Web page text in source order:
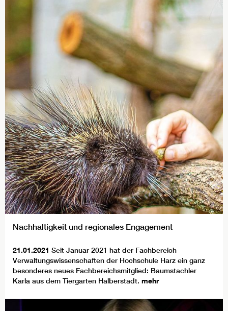
Nachhaltigkeit und regionales Engagement
21.01.2021 Seit Januar 2021 hat der Fachbereich
Verwaltungswissenschaften der Hochschule Harz ein ganz
besonderes neues Fachbereichsmitglied: Baumstachler
Karla aus dem Tiergarten Halberstadt. mehr